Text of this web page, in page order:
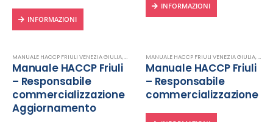
INFORMAZIONI
INFORMAZIONI
MANUALE HACCP FRIULI VENEZIA GIULIA,MANUALI DIGITALI ,MANUALI HACCP
Manuale HACCP Friuli
– Responsabile
commercializzazione
Aggiornamento
MANUALE HACCP FRIULI VENEZIA GIULIA,
Manuale HACCP Friuli
– Responsabile
commercializzazione